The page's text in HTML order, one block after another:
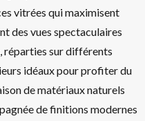
vitrées qui maximisent
des vues spectaculaires
réparties sur différents
idéaux pour profiter du
de matériaux naturels
de finitions modernes